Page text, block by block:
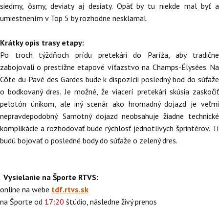
siedmy, ôsmy, deviaty aj desiaty. Opäť by tu niekde mal byť a
umiestnením v Top 5 by rozhodne nesklamal.
Krátky opis trasy etapy:
Po troch týždňoch prídu pretekári do Paríža, aby tradične
zabojovali o prestížne etapové víťazstvo na Champs-Élysées. Na
Côte du Pavé des Gardes bude k dispozícii posledný bod do súťaže
o bodkovaný dres. Je možné, že viacerí pretekári skúsia zaskočiť
pelotón únikom, ale iný scenár ako hromadný dojazd je veľmi
nepravdepodobný. Samotný dojazd neobsahuje žiadne technické
komplikácie a rozhodovať bude rýchlosť jednotlivých šprintérov. Tí
budú bojovať o posledné body do súťaže o zelený dres.
Vysielanie na Športe RTVS:
online na webe tdf.rtvs.sk
na Športe od 17:20 štúdio, následne živý prenos